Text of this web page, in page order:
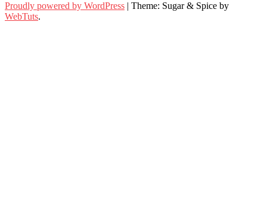
Proudly powered by WordPress | Theme: Sugar & Spice by
WebTuts.